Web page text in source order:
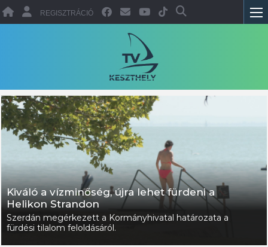
REGISZTRÁCIÓ
Kiváló a vízminőség, újra lehet fürdeni a
Helikon Strandon
Szerdán megérkezett a Kormányhivatal határozata a
fürdési tilalom feloldásáról.